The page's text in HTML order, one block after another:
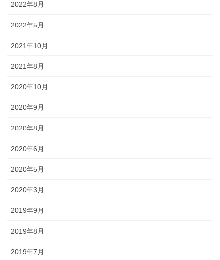
2022年8月
2022年5月
2021年10月
2021年8月
2020年10月
2020年9月
2020年8月
2020年6月
2020年5月
2020年3月
2019年9月
2019年8月
2019年7月